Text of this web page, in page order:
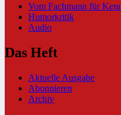
Vom Fachmann für
Humorkritik
Audio
Das Heft
Aktuelle Ausgabe
Abonnieren
Archiv